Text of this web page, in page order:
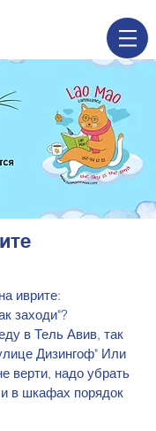
иврите:
заходи"?
в Тель Авив, так
Дизингоф" Или
верти, надо убрать
в шкафах порядок